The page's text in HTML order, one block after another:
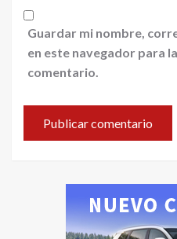
Guardar mi nombre,
en este navegador para
comentario.